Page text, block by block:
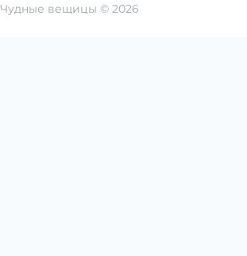
Чудные вещицы © 2026